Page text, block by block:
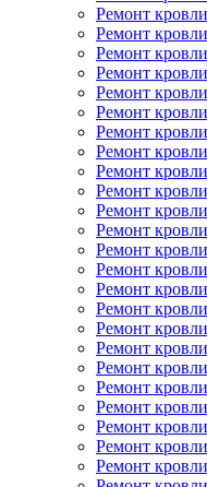
Ремонт
Ремонт
Ремонт
Ремонт
Ремонт
Ремонт
Ремонт
Ремонт
Ремонт
Ремонт
Ремонт
Ремонт
Ремонт
Ремонт
Ремонт
Ремонт
Ремонт
Ремонт
Ремонт
Ремонт
Ремонт
Ремонт
Ремонт
Ремонт